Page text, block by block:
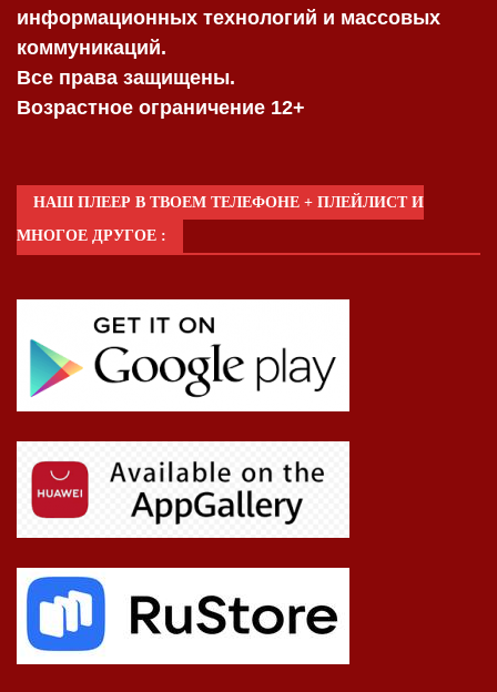
информационных технологий и массовых
коммуникаций.
Все права защищены.
Возрастное ограничение 12+
НАШ ПЛЕЕР В ТВОЕМ ТЕЛЕФОНЕ + ПЛЕЙЛИСТ И
МНОГОЕ ДРУГОЕ :